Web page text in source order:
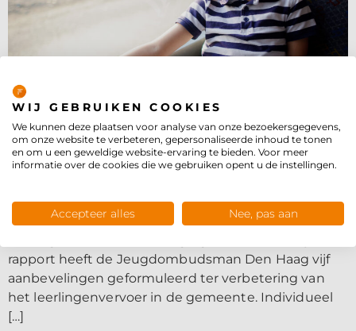
Beide rapporten pleiten voor maatwerk in het
leerlingenvervoer. In het rapport van de
genoemd om gemeenten te helpen in de
besluitvorming rond de aanvragen en uitvoering van
rapport heeft de Jeugdombudsman Den Haag vijf
aanbevelingen geformuleerd ter verbetering van
het leerlingenvervoer in de gemeente. Individueel
[…]
WIJ GEBRUIKEN COOKIES
We kunnen deze plaatsen voor analyse van onze bezoekersgegevens,
om onze website te verbeteren, gepersonaliseerde inhoud te tonen
en om u een geweldige website-ervaring te bieden. Voor meer
informatie over de cookies die we gebruiken opent u de instellingen.
Accepteer alles Nee, pas aan